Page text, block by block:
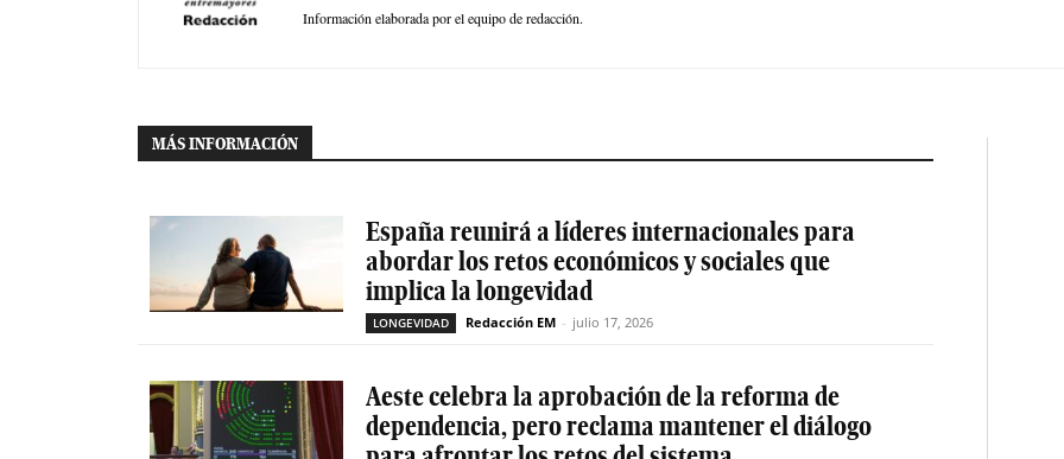
Información elaborada por el equipo de redacción.
MÁS INFORMACIÓN
España reunirá a líderes internacionales para
abordar los retos económicos y sociales que
implica la longevidad
LONGEVIDAD Redacción EM - julio 17, 2026
Aeste celebra la aprobación de la reforma de
dependencia, pero reclama mantener el diálogo